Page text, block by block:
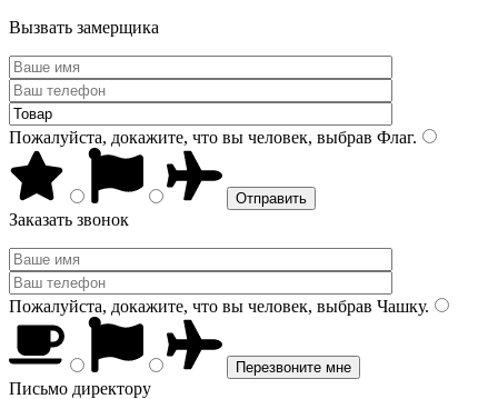
Вызвать замерщика
Пожалуйста, докажите, что вы человек, выбрав Флаг.
Заказать звонок
Пожалуйста, докажите, что вы человек, выбрав Чашку.
Письмо директору